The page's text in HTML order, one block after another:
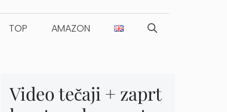
TOP AMAZON
Video tečaji + zaprt